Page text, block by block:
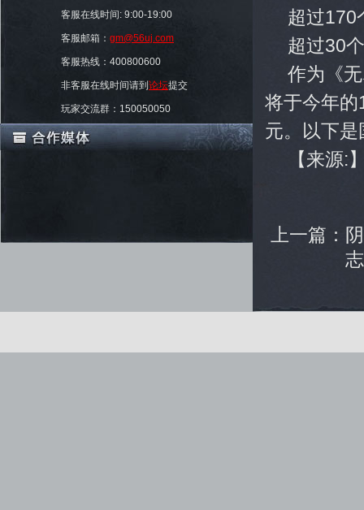
客服在线时间: 9:00-19:00
客服邮箱： gm@56uj.com
客服热线：400800600
非客服在线时间请到 论坛提交
玩家交流群：150050050
超过170
超过30
作为《
将于今年
元。以下
【来源:
上一篇：